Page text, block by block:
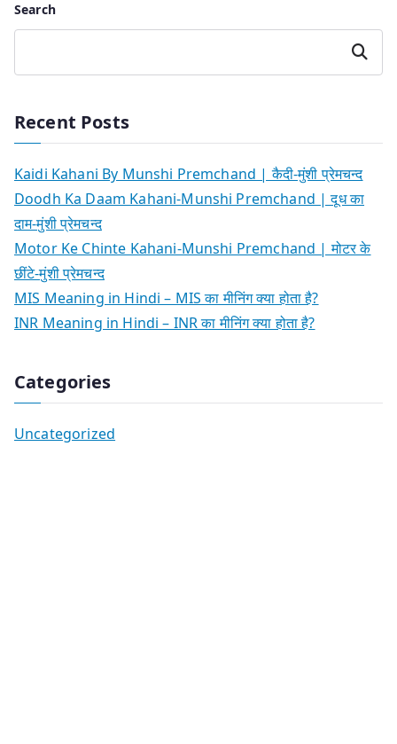
Search
Search
Recent Posts
Kaidi Kahani By Munshi Premchand | कैदी-मुंशी प्रेमचन्द
Doodh Ka Daam Kahani-Munshi Premchand | दूध का
दाम-मुंशी प्रेमचन्द
Motor Ke Chinte Kahani-Munshi Premchand | मोटर के
छींटे-मुंशी प्रेमचन्द
MIS Meaning in Hindi – MIS का मीनिंग क्या होता है?
INR Meaning in Hindi – INR का मीनिंग क्या होता है?
Categories
Uncategorized